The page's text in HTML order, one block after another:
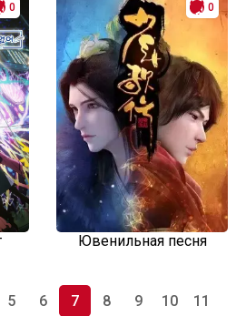
0 0
Ювенильная песня
5 6 7 8 9 10 11